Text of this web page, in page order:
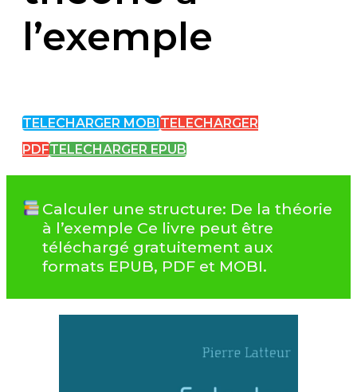
l’exemple
TELECHARGER MOBI TELECHARGER
PDFTELECHARGER EPUB
Calculer une structure: De la théorie
à l’exemple Ce livre peut être
téléchargé gratuitement aux
formats EPUB, PDF et MOBI.